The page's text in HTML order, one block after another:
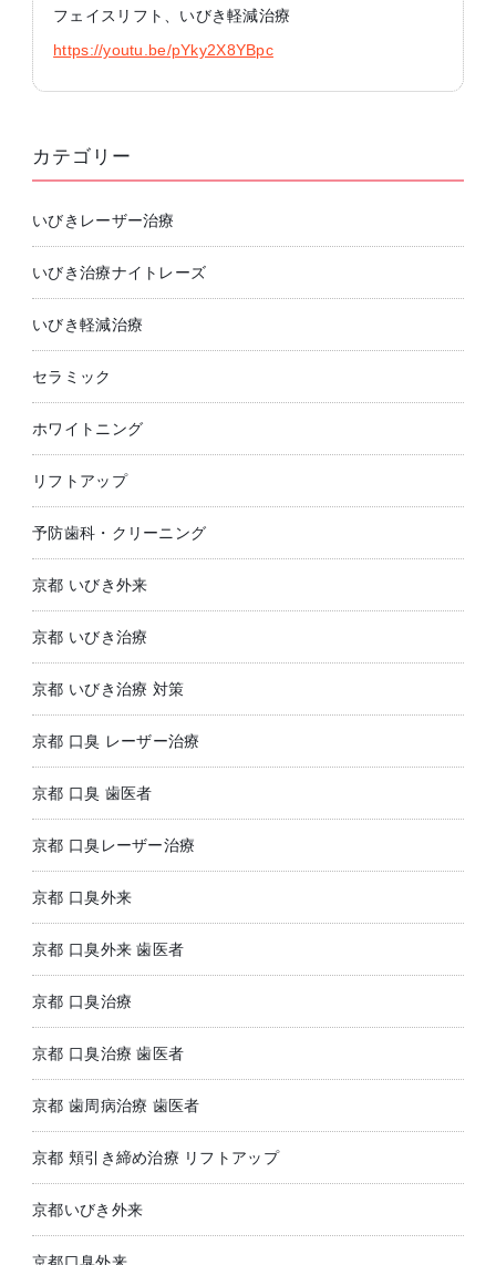
フェイスリフト、いびき軽減治療
https://youtu.be/pYky2X8YBpc
カテゴリー
いびきレーザー治療
いびき治療ナイトレーズ
いびき軽減治療
セラミック
ホワイトニング
リフトアップ
予防歯科・クリーニング
京都 いびき外来
京都 いびき治療
京都 いびき治療 対策
京都 口臭 レーザー治療
京都 口臭 歯医者
京都 口臭レーザー治療
京都 口臭外来
京都 口臭外来 歯医者
京都 口臭治療
京都 口臭治療 歯医者
京都 歯周病治療 歯医者
京都 頬引き締め治療 リフトアップ
京都いびき外来
京都口臭外来